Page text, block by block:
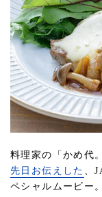
料理家の「かめ代
先日お伝えした 、
ペシャルムービー。